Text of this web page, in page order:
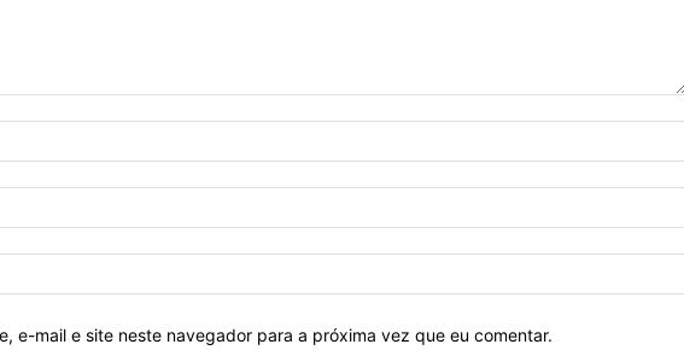
e-mail e site neste navegador para a próxima vez que eu comentar.